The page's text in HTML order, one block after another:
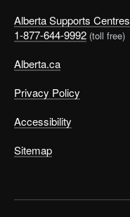
Alberta Supports Centres
1-877-644-9992 (toll free)
Alberta.ca
Privacy Policy
Accessibility
Sitemap